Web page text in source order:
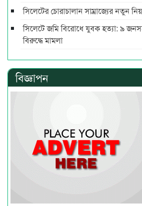
সিলেটের চোরাচালান সাম্রাজ্যের নতুন
সিলেটে জমি বিরোধে যুবক হত্যা: ৯
বিরুদ্ধে মামলা
বিজ্ঞাপন